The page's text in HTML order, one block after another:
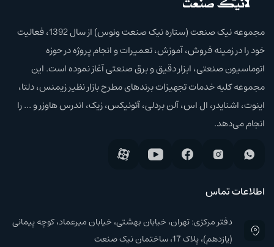
مجموعه نیک صنعت (ستاره نیک صنعت ونوس) از سال 1392، فعالیت
خود را در زمینه فروش، آموزش،‌ تعمیرات و انجام پروژه در حوزه
اتوماسیون صنعتی، ابزار دقیق و برق صنعتی آغاز نموده است. این
مجموعه کلیه خدمات تجهیزات برند‌های مطرح بازار نظیر زیمنس، دلتا،
اینوت، اشنایدر، ال اس، آلن بردلی، آتونیکس، زیک، اندرس هاوزر و ... را
انجام می‌دهد.
اطلاعات تماس
دفتر مرکزی: تهران، خیابان بهشتی، خیابان میرعماد، کوچه پیمانی
(یازدهم)، پلاک 17، ساختمان نیک صنعت